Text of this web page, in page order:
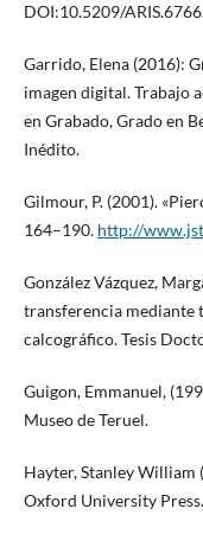
DOI:10.5209/
Garrido, Elena (2016):
imagen digital. Trabajo
en Grabado, Grado en
Inédito.
Gilmour, P. (2001).
164–190. http://
González Vázquez,
transferencia mediante
calcográfico. Tesis
Guigon, Emmanuel,
Museo de Teruel.
Hayter, Stanley William
Oxford University Press.